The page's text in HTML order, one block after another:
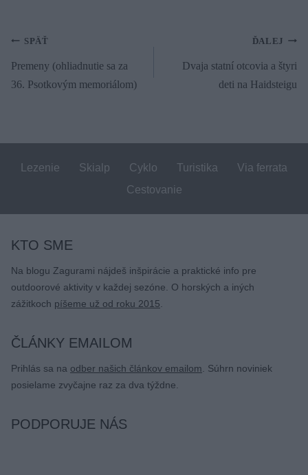
Navigácia
SPÄŤ
Premeny (ohliadnutie sa za
36. Psotkovým memoriálom)
ĎALEJ
Dvaja statní otcovia a štyri
deti na Haidsteigu
Lezenie Skialp Cyklo Turistika
Via ferrata
Cestovanie
KTO SME
Na blogu Zagurami nájdeš inšpirácie a praktické info pre
outdoorové aktivity v každej sezóne. O horských a iných
zážitkoch píšeme už od roku 2015.
ČLÁNKY EMAILOM
Prihlás sa na odber našich článkov emailom. Súhrn noviniek
posielame zvyčajne raz za dva týždne.
PODPORUJE NÁS